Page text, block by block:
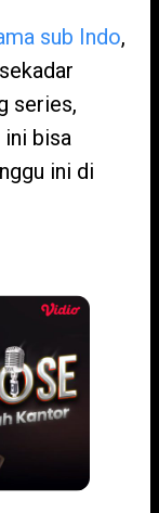
sub Indo,
series,
bisa
ini di